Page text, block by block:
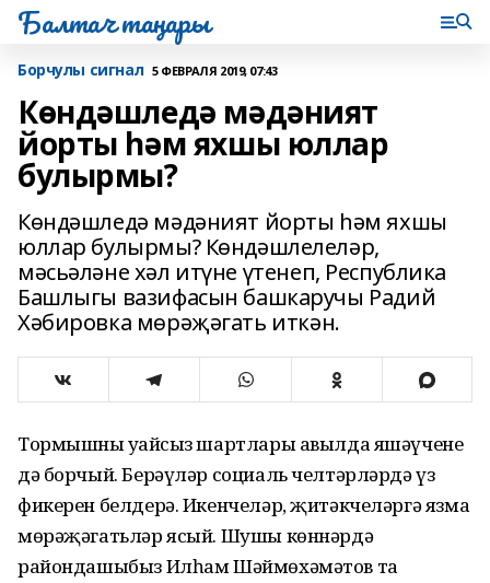
Балтач таңнары
Борчулы сигнал 5 ФЕВРАЛЯ 2019, 07:43
Көндәшледә мәдәният
йорты һәм яхшы юллар
булырмы?
Көндәшледә мәдәният йорты һәм яхшы
юллар булырмы? Көндәшлелеләр,
мәсьәләне хәл итүне үтенеп, Республика
Башлыгы вазифасын башкаручы Радий
Хәбировка мөрәҗәгать иткән.
Тормышның уңайсыз шартлары авылда яшәүчене
дә борчый. Берәүләр социаль челтәрләрдә үз
фикерен белдерә. Икенчеләр, җитәкчеләргә язма
мөрәҗәгатьләр ясый. Шушы көннәрдә
райондашыбыз Илһам Шәймөхәмәтов та